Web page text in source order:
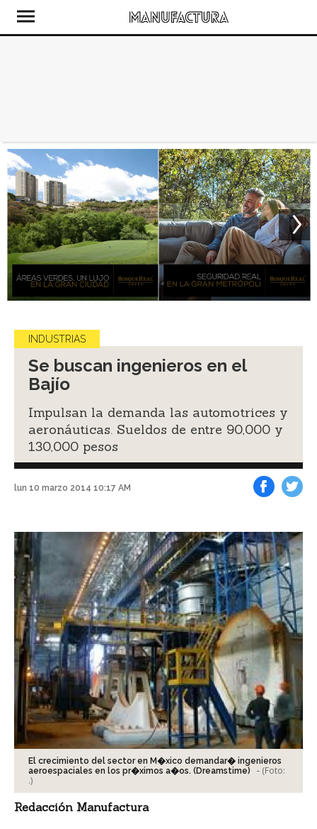
INDUSTRIAS
Se buscan ingenieros en el
Bajío
Impulsan la demanda las automotrices y
aeronáuticas. Sueldos de entre 90,000 y
130,000 pesos
lun 10 marzo 2014 10:17 AM
El crecimiento del sector en M�xico demandar� ingenieros
aeroespaciales en los pr�ximos a�os. (Dreamstime)
- (Foto:
.)
Redacción Manufactura